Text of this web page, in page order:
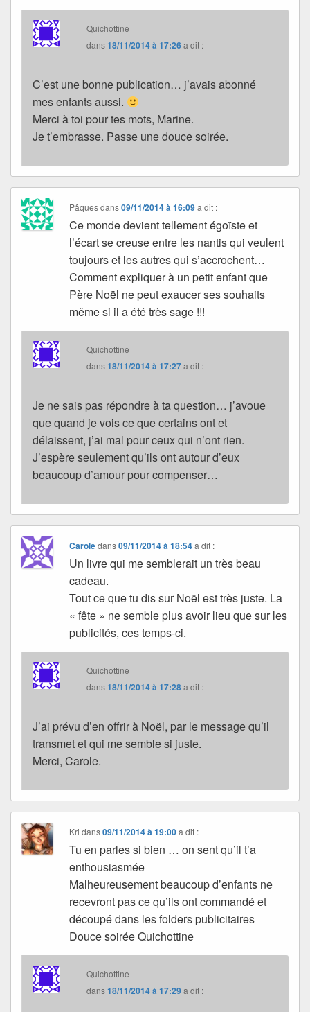
Quichottine
dans18/11/2014 à 17:26a dit :
C’est une bonne publication… j’avais abonné
mes enfants aussi.
Merci à toi pour tes mots, Marine.
Je t’embrasse. Passe une douce soirée.
Pâquesdans09/11/2014 à 16:09 a dit :
Ce monde devient tellement égoïste et
l’écart se creuse entre les nantis qui veulent
toujours et les autres qui s’accrochent…
Comment expliquer à un petit enfant que
Père Noël ne peut exaucer ses souhaits
même si il a été très sage !!!
Quichottine
dans18/11/2014 à 17:27a dit :
Je ne sais pas répondre à ta question… j’avoue
que quand je vois ce que certains ont et
délaissent, j’ai mal pour ceux qui n’ont rien.
J’espère seulement qu’ils ont autour d’eux
beaucoup d’amour pour compenser…
Caroledans09/11/2014 à 18:54 a dit :
Un livre qui me semblerait un très beau
cadeau.
Tout ce que tu dis sur Noël est très juste. La
« fête » ne semble plus avoir lieu que sur les
publicités, ces temps-ci.
Quichottine
dans18/11/2014 à 17:28a dit :
J’ai prévu d’en offrir à Noël, par le message qu’il
transmet et qui me semble si juste.
Merci, Carole.
Kri dans09/11/2014 à 19:00 a dit :
Tu en parles si bien … on sent qu’il t’a
enthousiasmée
Malheureusement beaucoup d’enfants ne
recevront pas ce qu’ils ont commandé et
découpé dans les folders publicitaires
Douce soirée Quichottine
Quichottine
dans18/11/2014 à 17:29a dit :